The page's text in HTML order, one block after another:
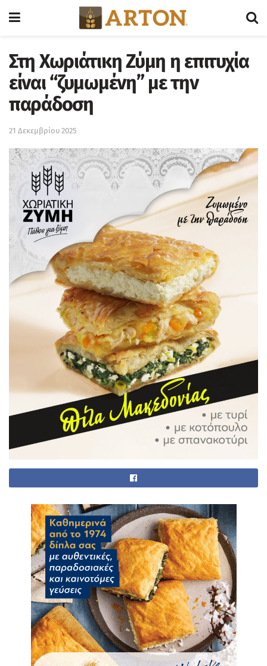
Στη Χωριάτικη Ζύμη η επιτυχία
είναι “ζυμωμένη” με την
παράδοση
21 Δεκεμβρίου 2025